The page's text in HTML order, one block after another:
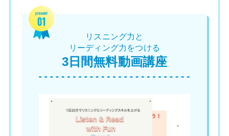
リスニング力と
リーディング力をつける
3日間無料動画講座